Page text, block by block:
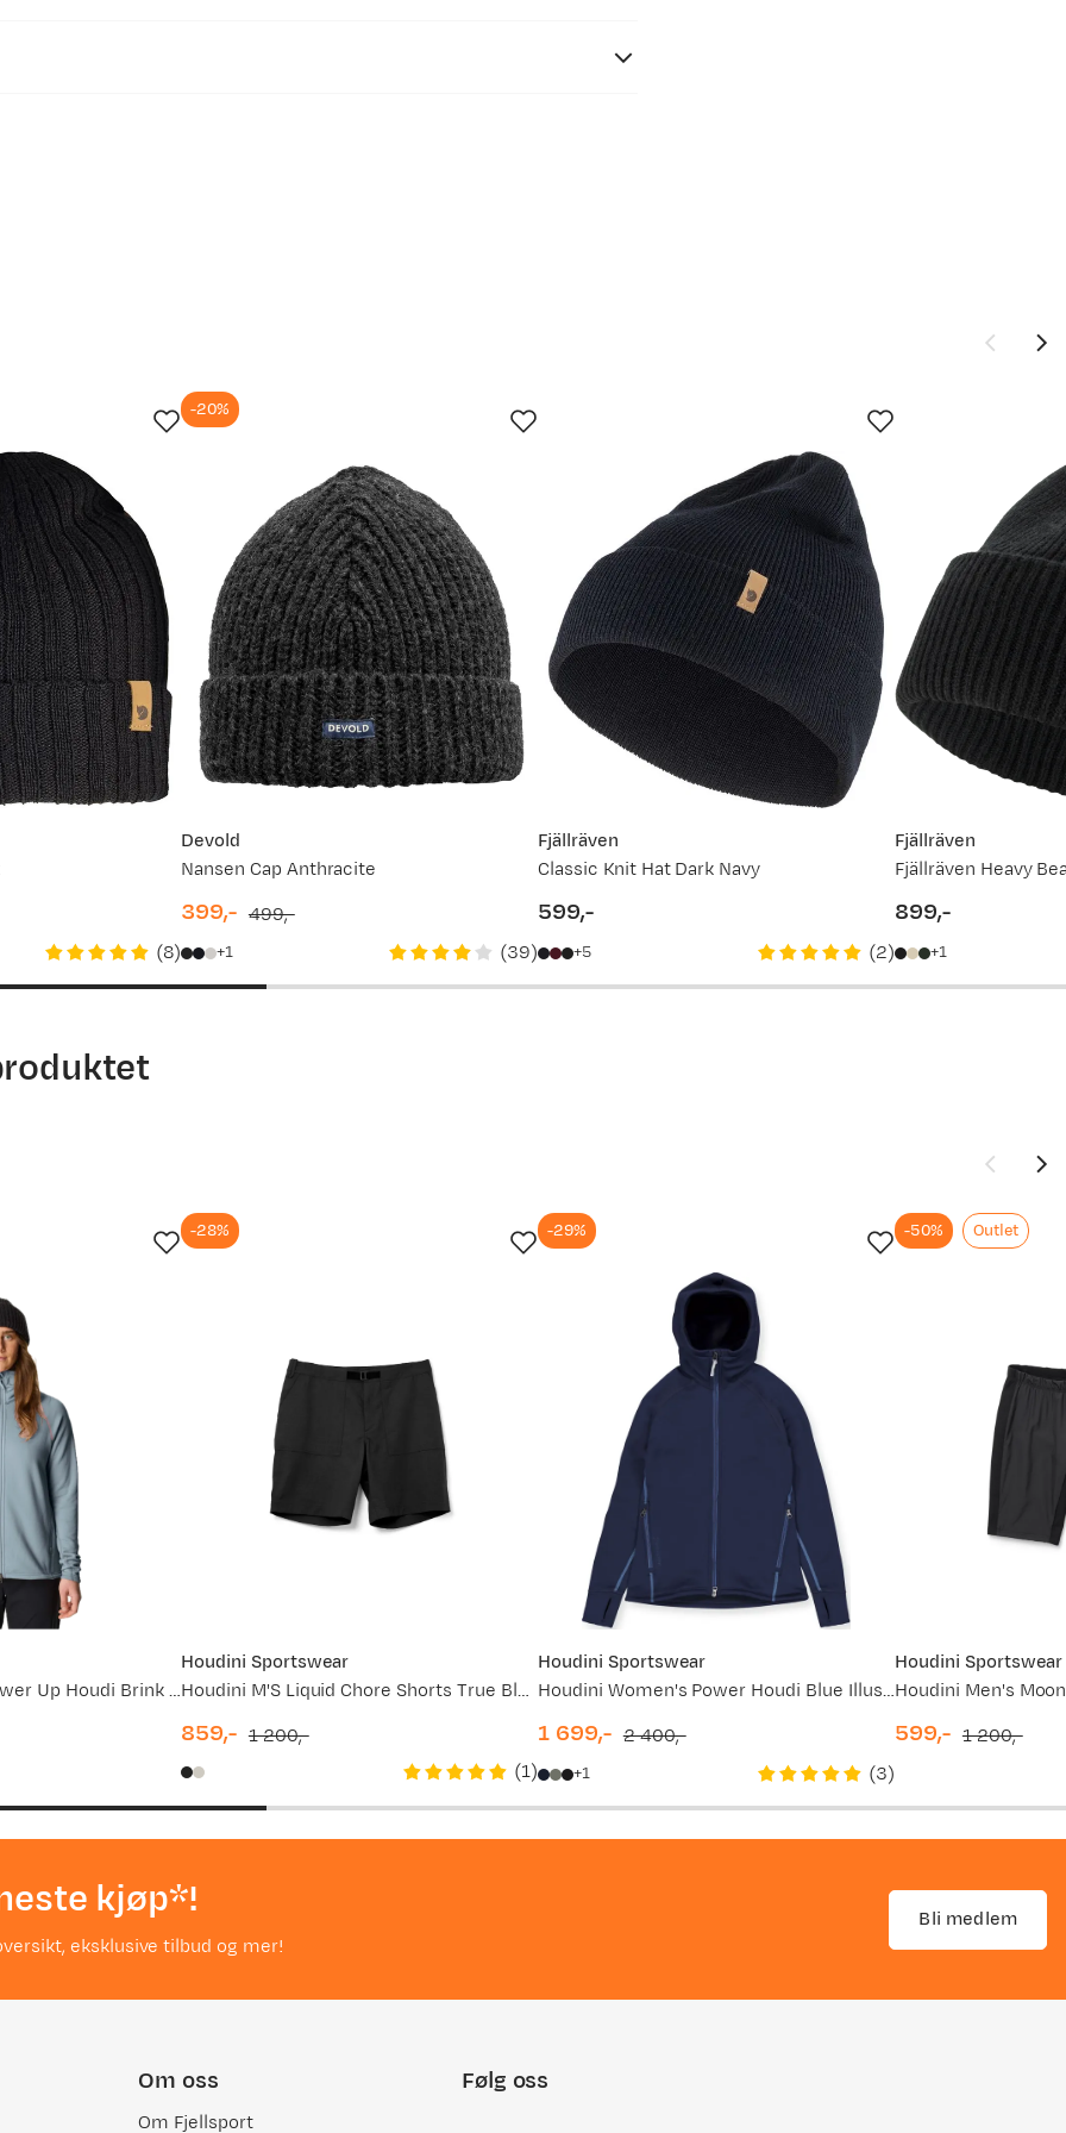
12. jul.
Ny pris
750,-
449,-
750,-
449,-
700,-
(8)
Devold
Nansen Cap Anthracite
-20%
price
399,-
price
499,-
1 (39)
Fjällräven
Classic Knit Hat Dark Navy
599,-
5 (2)
Fjällräven
Fjällräven Heavy
899,-
1
Houdini Women's Power Up Houdi Brink Blue
Houdini Sportswear
Houdini M'S Liquid Chore Shorts True Black
-28%
price
859,-
price
1 200,-
(1)
Houdini Sportswear
Houdini Women's Power Houdi Blue Illusion
-29%
price
1 699,-
price
2 400,-
1 (3)
Houdini Sportswear
-50% Outlet
599,- 1 200,-
kjøp*!
eksklusive tilbud og mer!
Bli medlem
Om oss
Om Fjellsport
Følg oss